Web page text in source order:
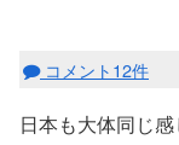
コメント12件
日本も大体同じ